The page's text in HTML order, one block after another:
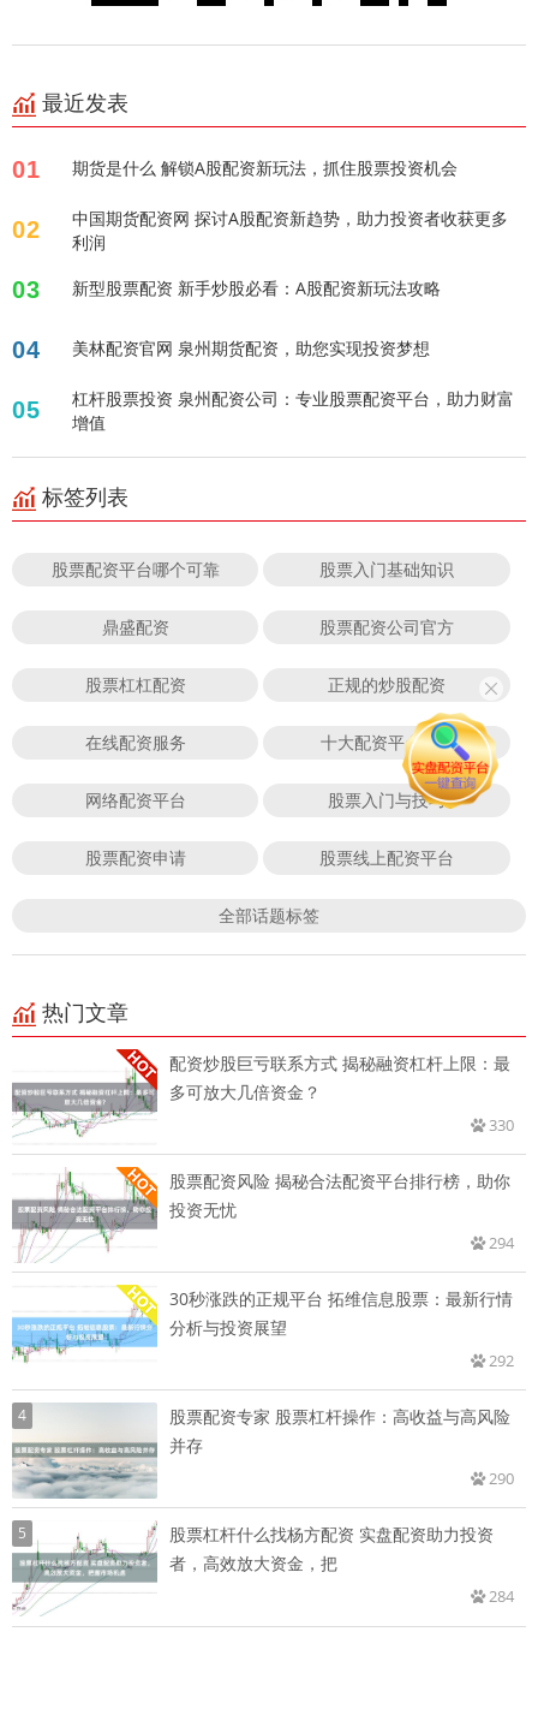
最近发表
01 期货是什么 解锁A股配资新玩法，抓住股票投资机会
02
中国期货配资网 探讨A股配资新趋势，助力投资者收获更多
利润
03 新型股票配资 新手炒股必看：A股配资新玩法攻略
04 美林配资官网 泉州期货配资，助您实现投资梦想
05
杠杆股票投资 泉州配资公司：专业股票配资平台，助力财富
增值
标签列表
股票配资平台哪个可靠 股票入门基础知识
鼎盛配资 股票配资公司官方
股票杠杠配资 正规的炒股配资
在线配资服务 十大配资平台app
网络配资平台 股票入门与技巧
股票配资申请 股票线上配资平台
全部话题标签
热门文章
配资炒股巨亏联系方式 揭秘融资杠杆上限：最
多可放大几倍资金？
330
股票配资风险 揭秘合法配资平台排行榜，助你
投资无忧
294
30秒涨跌的正规平台 拓维信息股票：最新行情
分析与投资展望
292
4
股票配资专家 股票杠杆操作：高收益与高风险
并存
290
5
股票杠杆什么找杨方配资 实盘配资助力投资
者，高效放大资金，把
284